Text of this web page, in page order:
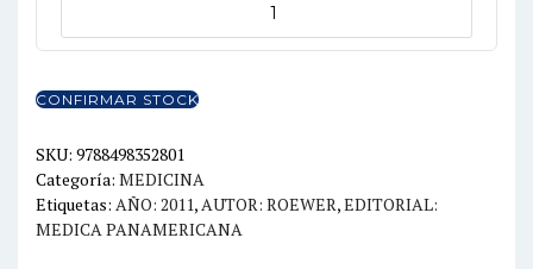
ATLAS
CONFIRMAR STOCK
SKU: 9788498352801
Categoría: MEDICINA
Etiquetas: AÑO: 2011, AUTOR: ROEWER,EDITORIAL:
MEDICA PANAMERICANA